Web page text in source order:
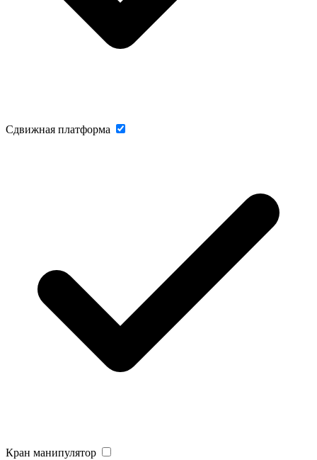
Сдвижная платформа
Кран манипулятор